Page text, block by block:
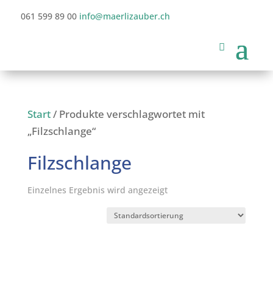
061 599 89 00 info@maerlizauber.ch
Start/ Produkte verschlagwortet mit
„Filzschlange“
Filzschlange
Einzelnes Ergebnis wird angezeigt